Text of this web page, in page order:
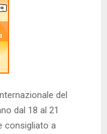
del
dal 18 al 21
consigliato a